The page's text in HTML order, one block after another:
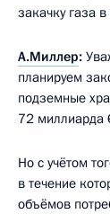
закачку газа
А.Миллер:
планируем
подземные
72 миллиарда
Но с учётом
в течение
объёмов